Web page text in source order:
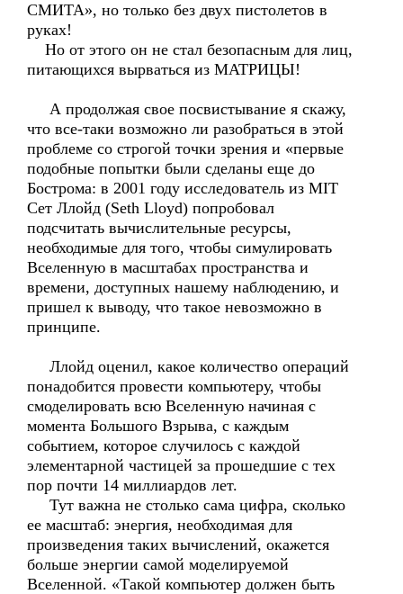
СМИТА», но только без двух пистолетов в
руках!
Но от этого он не стал безопасным для лиц,
питающихся вырваться из МАТРИЦЫ!
А продолжая свое посвистывание я скажу,
что все-таки возможно ли разобраться в этой
проблеме со строгой точки зрения и «первые
подобные попытки были сделаны еще до
Бострома: в 2001 году исследователь из MIT
Сет Ллойд (Seth Lloyd) попробовал
подсчитать вычислительные ресурсы,
необходимые для того, чтобы симулировать
Вселенную в масштабах пространства и
времени, доступных нашему наблюдению, и
пришел к выводу, что такое невозможно в
принципе.
Ллойд оценил, какое количество операций
понадобится провести компьютеру, чтобы
смоделировать всю Вселенную начиная с
момента Большого Взрыва, с каждым
событием, которое случилось с каждой
элементарной частицей за прошедшие с тех
пор почти 14 миллиардов лет.
Тут важна не столько сама цифра, сколько
ее масштаб: энергия, необходимая для
произведения таких вычислений, окажется
больше энергии самой моделируемой
Вселенной. «Такой компьютер должен быть